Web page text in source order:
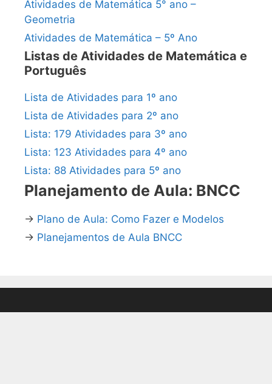
Atividades de Matemática 5° ano –
Geometria
Atividades de Matemática – 5º Ano
Listas de Atividades de Matemática e
Português
Lista de Atividades para 1º ano
Lista de Atividades para 2º ano
Lista: 179 Atividades para 3º ano
Lista: 123 Atividades para 4º ano
Lista: 88 Atividades para 5º ano
Planejamento de Aula: BNCC
→ Plano de Aula: Como Fazer e Modelos
→ Planejamentos de Aula BNCC